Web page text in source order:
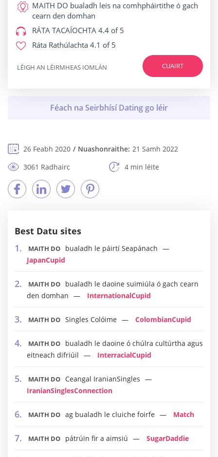
MAITH DO bualadh leis na comhpháirtithe ó gach
cearn den domhan
RÁTA TACAÍOCHTA 4.4 of 5
Ráta Rathúlachta 4.1 of 5
CUAIRT
LÉIGH AN LÉIRMHEAS IOMLÁN
26 Feabh 2020 Nuashonraithe: 21 Samh 2022
3061 Radhairc
4 min léite
Best Datu sites
MAITH DO
bualadh le páirtí Seapánach
JapanCupid
MAITH DO
bualadh le daoine suimiúla ó gach cearn
den domhan
InternationalCupid
MAITH DO Singles Colóime ColombianCupid
MAITH DO
bualadh le daoine ó chúlra cultúrtha agus
eitneach difriúil
InterracialCupid
MAITH DO
Ceangal IranianSingles
IranianSinglesConnection
MAITH DO ag bualadh le cluiche foirfe Match
MAITH DO pátrúin fir a aimsiú SugarDaddie